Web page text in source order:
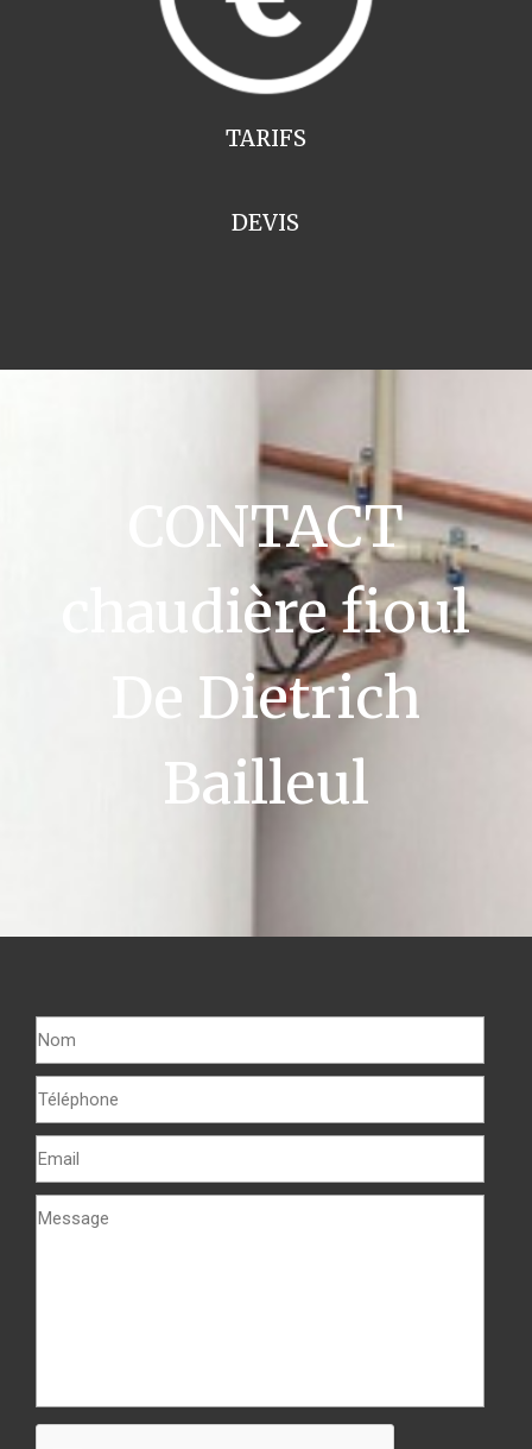
TARIFS
DEVIS
CONTACT
chaudière fioul
De Dietrich
Bailleul